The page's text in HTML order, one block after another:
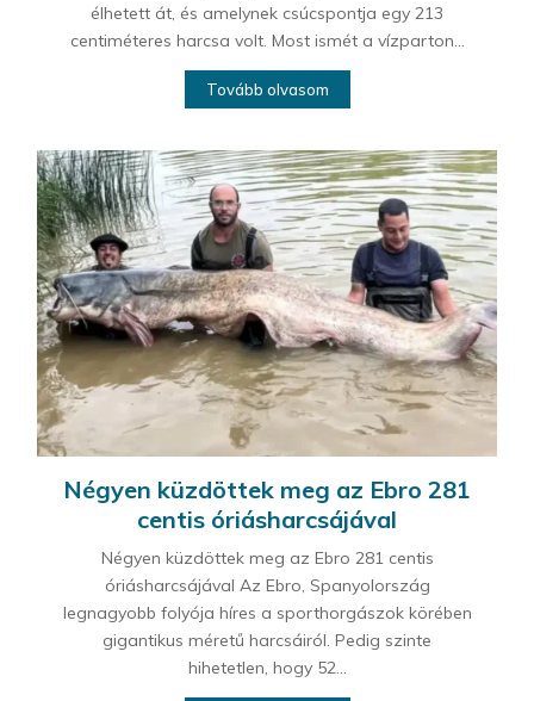
élhetett át, és amelynek csúcspontja egy 213
centiméteres harcsa volt. Most ismét a vízparton...
Tovább olvasom
Négyen küzdöttek meg az Ebro 281
centis óriásharcsájával
Négyen küzdöttek meg az Ebro 281 centis
óriásharcsájával Az Ebro, Spanyolország
legnagyobb folyója híres a sporthorgászok körében
gigantikus méretű harcsáiról. Pedig szinte
hihetetlen, hogy 52...